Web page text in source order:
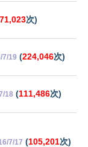
71,023次)
7/19 (224,046次)
18 (111,486次)
7/17 (105,201次)